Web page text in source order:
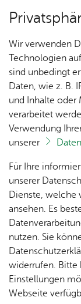
Rat­
haus &
Bür­
ger­
ser­vice
Rat­
häu­ser
& Orts­
ver­
wal­
rich­
ten,
& Bil­
der
Bau­stel­len &
Dauer der
In der Siedlung
Nahwärme
Wir verwenden
Technologien
sind unbedingt
Daten, wie z. B.
und Inhalte oder
verarbeitet
Verwendung
unserer
Für Ihre
unserer
Dienste, welche
ansehen. Es
nutzen. Sie
widerrufen. Bitte
Einstellungen
Webseite